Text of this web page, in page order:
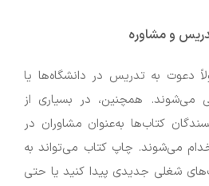
و مشاوره
دعوت به تدریس در دانشگاه‌ها یا
می‌شوند. همچنین، در بسیاری از
کتاب‌ها به‌عنوان مشاوران در
می‌شوند. چاپ کتاب می‌تواند به
شغلی جدیدی پیدا کنید یا حتی